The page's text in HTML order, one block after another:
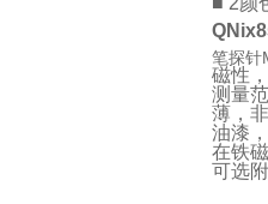
笔探针
磁性
测量
薄，
油漆
在铁
可选